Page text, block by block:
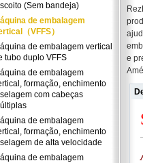
(Sem bandeja)
de embalagem
（VFFS）
de embalagem vertical
tubo duplo VFFS
de embalagem
formação, enchimento
com cabeças
de embalagem
formação, enchimento
de alta velocidade
de embalagem
e